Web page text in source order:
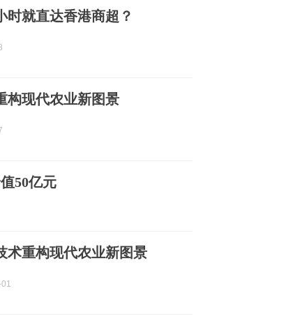
时就直达香港商超？
构现代农业新图景
50亿元
术重构现代农业新图景